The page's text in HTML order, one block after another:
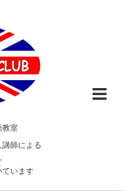
教室
師による
ています